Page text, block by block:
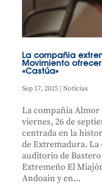
La compañia
Movimiento
«Castúa»
Sep 17, 2025| Noticias
La compañia
viernes, 26 de
centrada en la
de Extremadura. La
auditorio de
Extremeño El
Andoain y en...